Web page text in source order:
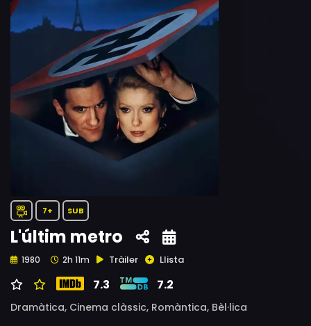
7+ SUB
L'últim metro
1980 2h 11m Tràiler Llista
7.3 7.2
Dramàtica, Cinema clàssic, Romàntica, Bèl·lica